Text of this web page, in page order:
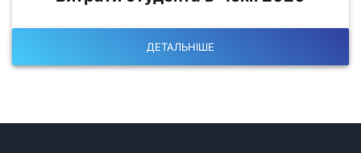
ДЕТАЛЬНІШЕ